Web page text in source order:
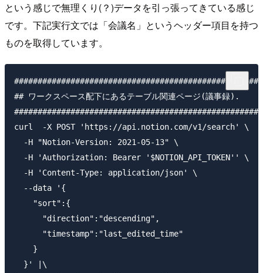
という感じで無理くり(？)データを引っ張ってきている感じ
です。下記実行文では「会議名」というヘッダー項目を持つ
ものを取得しています。
## ワークスペース配下にあるテーブル関連ページ(議事録).
curl  -X POST 'https://api.notion.com/v1/search' \
  -H "Notion-Version: 2021-05-13" \
  -H 'Authorization: Bearer '$NOTION_API_TOKEN'' \
  -H 'Content-Type: application/json' \
  --data '{
    "sort":{
      "direction":"descending",
      "timestamp":"last_edited_time"
    }
  }' |\